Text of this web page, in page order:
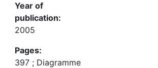
Year of
publication:
2005
Pages:
397 ; Diagramme